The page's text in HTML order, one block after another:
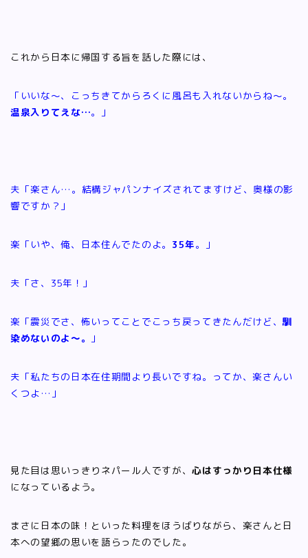
これから日本に帰国する旨を話した際には、
「いいな～、こっちきてからろくに風呂も入れないからね～。
温泉入りてえな…。」
夫「楽さん…。結構ジャパンナイズされてますけど、奥様の影
響ですか？」
楽「いや、俺、日本住んでたのよ。 35年。」
夫「さ、35年！」
楽「震災でさ、怖いってことでこっち戻ってきたんだけど、馴
染めないのよ～。
」
夫「私たちの日本在住期間より長いですね。ってか、楽さんい
くつよ…」
見た目は思いっきりネパール人ですが、心はすっかり日本仕様
になっているよう。
まさに日本の味！といった料理をほうばりながら、楽さんと日
本への望郷の思いを語らったのでした。